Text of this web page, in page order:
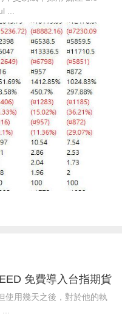
...
免費導入台指期貨
使用幾天之後，對於他的執